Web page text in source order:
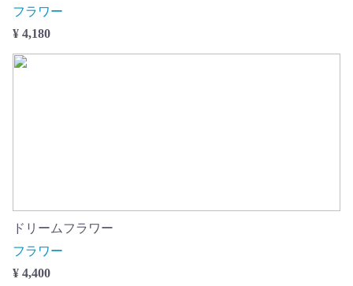
フラワー
¥ 4,180
ドリームフラワー
フラワー
¥ 4,400